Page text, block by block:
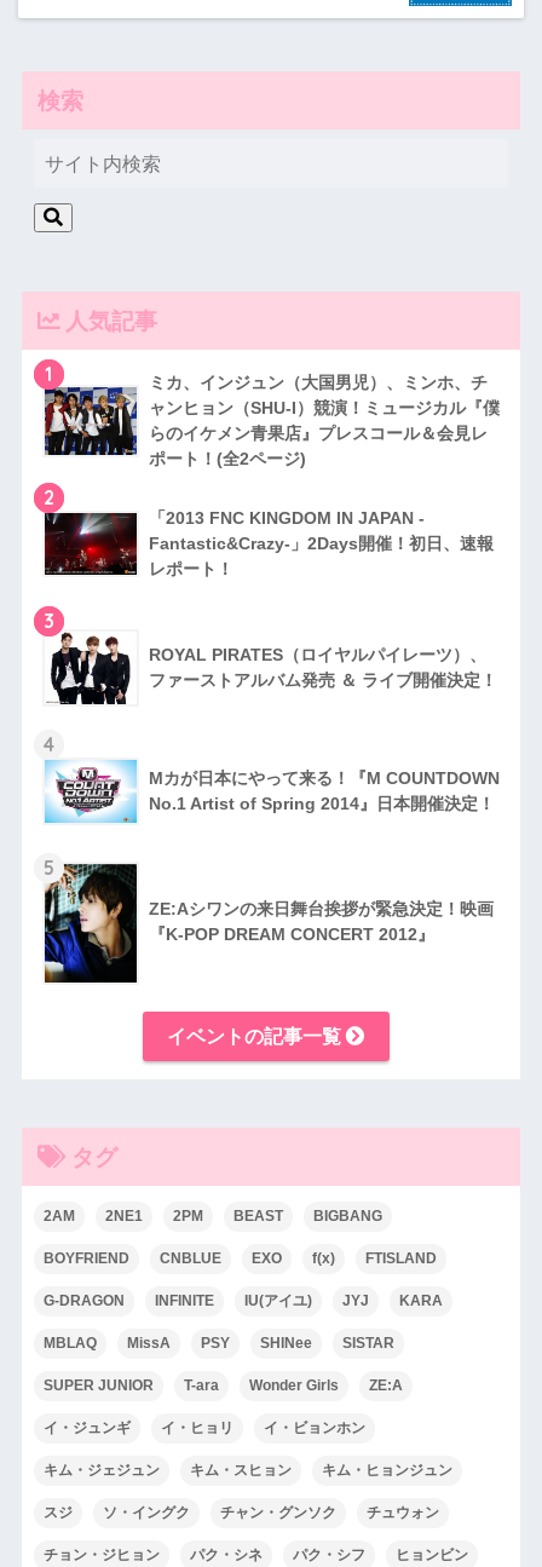
検索
人気記事
1
ミカ、インジュン（大国男児）、ミンホ、チ
ャンヒョン（SHU-I）競演！ミュージカル『僕
らのイケメン青果店』プレスコール＆会見レ
ポート！(全2ページ)
2
「2013 FNC KINGDOM IN JAPAN -
Fantastic&Crazy-」2Days開催！初日、速報
レポート！
3
RO​YAL PIRATES（ロイヤルパイレーツ）、
ファ​ーストアルバム発売 ＆ ライブ開催決定！
4
Mカが日本にやって来る！『M COUNTDOWN
No.1 Artist of Spring 2014』日本開催​決定！
5
ZE:Aシワンの来日舞台挨拶が緊急決定！映画
『K-POP DREAM CONCERT 2012』
イベントの記事一覧
タグ
2AM 2NE1 2PM BEAST BIGBANG
BOYFRIEND CNBLUE EXO f(x) FTISLAND
G-DRAGON INFINITE IU(アイユ) JYJ KARA
MBLAQ MissA PSY SHINee SISTAR
SUPER JUNIOR T-ara Wonder Girls ZE:A
イ・ジュンギ イ・ヒョリ イ・ビョンホン
キム・ジェジュン キム・スヒョン キム・ヒョンジュン
スジ ソ・イングク チャン・グンソク チュウォン
チョン・ジヒョン パク・シネ パク・シフ ヒョンビン